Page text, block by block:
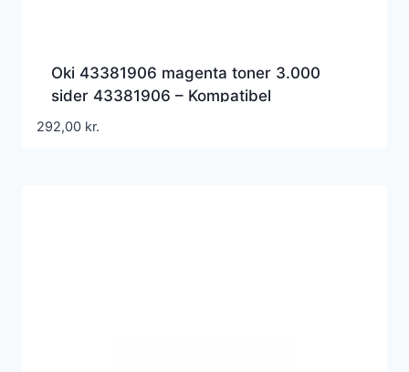
Oki 43381906 magenta toner 3.000
sider 43381906 – Kompatibel
292,00 kr.